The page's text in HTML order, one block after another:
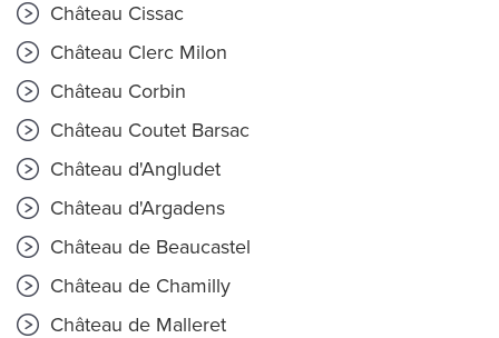
Château Cissac
Château Clerc Milon
Château Corbin
Château Coutet Barsac
Château d'Angludet
Château d'Argadens
Château de Beaucastel
Château de Chamilly
Château de Malleret